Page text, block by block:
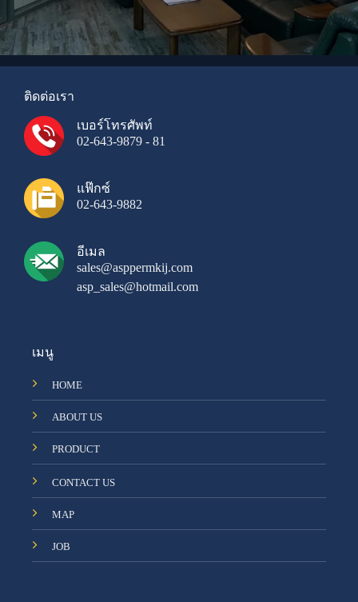
เมนู
HOME
ABOUT US
PRODUCT
CONTACT US
MAP
JOB
ติดต่อเรา
เบอร์โทรศัพท์
02-643-9879 - 81
แฟ๊กซ์
02-643-9882
อีเมล
sales@asppermkij.com
asp_sales@hotmail.com